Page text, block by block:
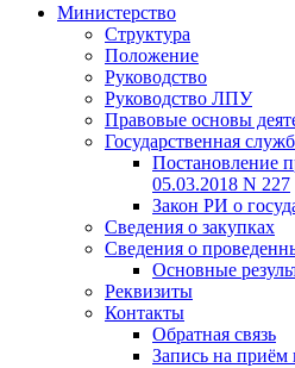
Министерство
Структура
Положение
Руководство
Руководство ЛПУ
Правовые основы
Государственная
Постановление
05.03.2018 N 227
Закон РИ о
Сведения о закупках
Сведения о
Основные
Реквизиты
Контакты
Обратная связь
Запись на приём